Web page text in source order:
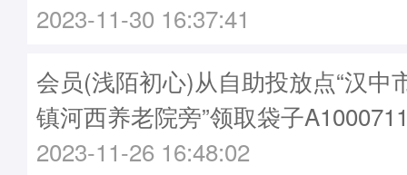
2023-11-30 16:37:41
会员(浅陌初心)从自助投放点“汉中
镇河西养老院旁”领取袋子
2023-11-26 16:48:02